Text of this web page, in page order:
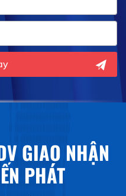
GIAO NHẬN
PHÁT